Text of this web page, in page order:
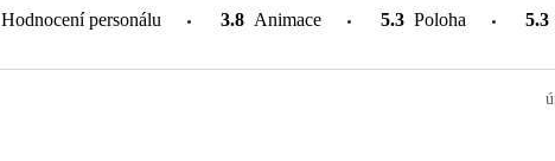
Hodnocení personálu 3.8 Animace 5.3 Poloha 5.3